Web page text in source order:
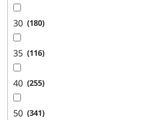
30 180
35 116
40 255
50 341